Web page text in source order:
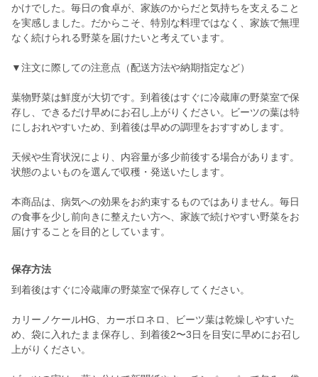
かけでした。毎日の食卓が、家族のからだと気持ちを支えること
を実感しました。だからこそ、特別な料理ではなく、家族で無理
なく続けられる野菜を届けたいと考えています。
▼注文に際しての注意点（配送方法や納期指定など）
葉物野菜は鮮度が大切です。到着後はすぐに冷蔵庫の野菜室で保
存し、できるだけ早めにお召し上がりください。ビーツの葉は特
にしおれやすいため、到着後は早めの調理をおすすめします。
天候や生育状況により、内容量が多少前後する場合があります。
状態のよいものを選んで収穫・発送いたします。
本商品は、病気への効果をお約束するものではありません。毎日
の食事を少し前向きに整えたい方へ、家族で続けやすい野菜をお
保存方法
到着後はすぐに冷蔵庫の野菜室で保存してください。
カリーノケールHG、カーボロネロ、ビーツ葉は乾燥しやすいた
め、袋に入れたまま保存し、到着後2〜3日を目安に早めにお召し
上がりください。